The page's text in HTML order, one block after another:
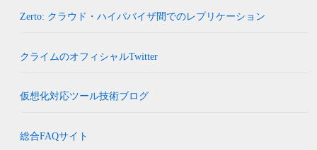
Zerto: クラウド・ハイパバイザ間でのレプリケーション
クライムのオフィシャルTwitter
仮想化対応ツール技術ブログ
総合FAQサイト